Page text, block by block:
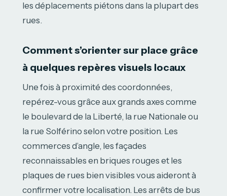
les déplacements piétons dans la plupart des
rues.
Comment s’orienter sur place grâce
à quelques repères visuels locaux
Une fois à proximité des coordonnées,
repérez-vous grâce aux grands axes comme
le boulevard de la Liberté, la rue Nationale ou
la rue Solférino selon votre position. Les
commerces d’angle, les façades
reconnaissables en briques rouges et les
plaques de rues bien visibles vous aideront à
confirmer votre localisation. Les arrêts de bus